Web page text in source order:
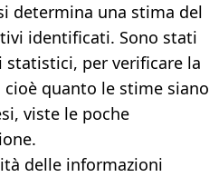
determina una stima del
identificati. Sono stati
per verificare la
quanto le stime siano
viste le poche
delle informazioni